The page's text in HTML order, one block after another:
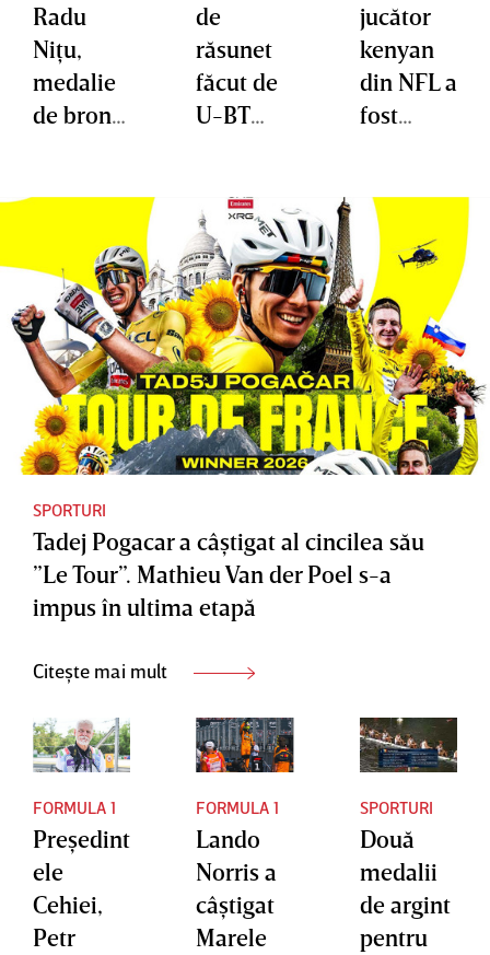
Radu
Niţu,
medalie
de bronz
Mondial
de
răsunet
făcut de
U-BT
jucător
kenyan
din NFL a
fost
SPORTURI
Tadej Pogacar a câştigat al cincilea său
”Le Tour”. Mathieu Van der Poel s-a
impus în ultima etapă
Citește mai mult
FORMULA 1
Preşedint
ele
Cehiei,
Petr
FORMULA 1
Lando
Norris a
câştigat
Marele
SPORTURI
Două
medalii
de argint
pentru